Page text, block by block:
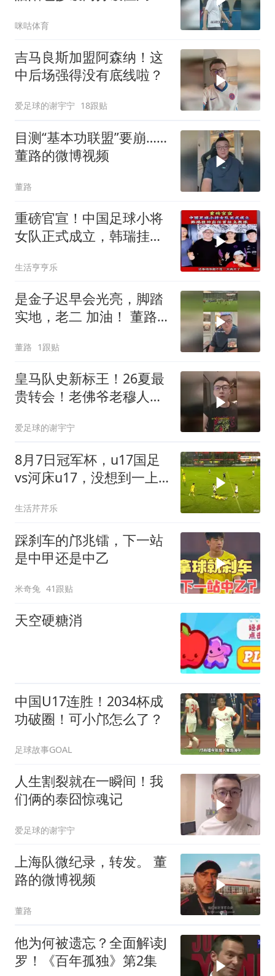
牛
咪咕体育
吉马良斯加盟阿森纳！这
中后场强得没有底线啦？
爱足球的谢宇宁 18跟贴
目测“基本功联盟”要崩……
董路的微博视频
董路
重磅官宣！中国足球小将
女队正式成立，韩瑞挂帅
生活亨亨乐
是金子迟早会光亮，脚踏
实地，老二 加油！ 董路
董路 1跟贴
皇马队史新标王！26夏最
贵转会！老佛爷老穆人生
爱足球的谢宇宁
8月7日冠军杯，u17国足
vs河床u17，没想到一上
生活芹芹乐
踩刹车的邝兆镭，下一站
是中甲还是中乙
米奇兔 41跟贴
天空硬糖消
中国U17连胜！2034杯成
功破圈！可小邝怎么了？
足球故事GOAL
人生割裂就在一瞬间！我
们俩的泰囧惊魂记
爱足球的谢宇宁
上海队微纪录，转发。 董
路的微博视频
董路
他为何被遗忘？全面解读J
罗！《百年孤独》第2集